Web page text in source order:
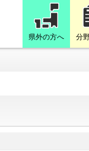
県外の方へ 分